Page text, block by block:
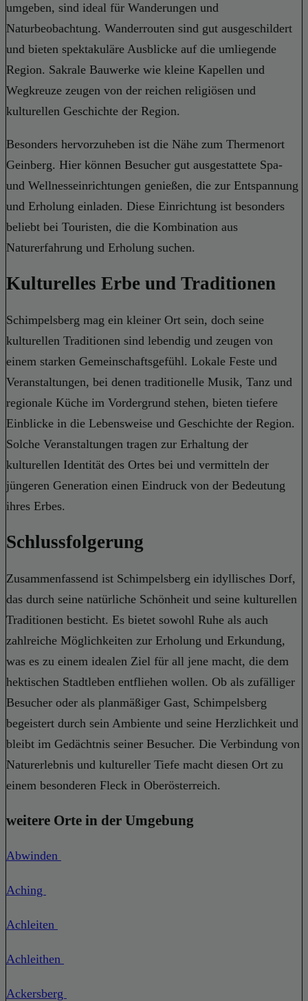
umgeben, sind ideal für Wanderungen und
Naturbeobachtung. Wanderrouten sind gut ausgeschildert
und bieten spektakuläre Ausblicke auf die umliegende
Region. Sakrale Bauwerke wie kleine Kapellen und
Wegkreuze zeugen von der reichen religiösen und
kulturellen Geschichte der Region.
Besonders hervorzuheben ist die Nähe zum Thermenort
Geinberg. Hier können Besucher gut ausgestattete Spa-
und Wellnesseinrichtungen genießen, die zur Entspannung
und Erholung einladen. Diese Einrichtung ist besonders
beliebt bei Touristen, die die Kombination aus
Naturerfahrung und Erholung suchen.
Kulturelles Erbe und Traditionen
Schimpelsberg mag ein kleiner Ort sein, doch seine
kulturellen Traditionen sind lebendig und zeugen von
einem starken Gemeinschaftsgefühl. Lokale Feste und
Veranstaltungen, bei denen traditionelle Musik, Tanz und
regionale Küche im Vordergrund stehen, bieten tiefere
Einblicke in die Lebensweise und Geschichte der Region.
Solche Veranstaltungen tragen zur Erhaltung der
kulturellen Identität des Ortes bei und vermitteln der
jüngeren Generation einen Eindruck von der Bedeutung
ihres Erbes.
Schlussfolgerung
Zusammenfassend ist Schimpelsberg ein idyllisches Dorf,
das durch seine natürliche Schönheit und seine kulturellen
Traditionen besticht. Es bietet sowohl Ruhe als auch
zahlreiche Möglichkeiten zur Erholung und Erkundung,
was es zu einem idealen Ziel für all jene macht, die dem
hektischen Stadtleben entfliehen wollen. Ob als zufälliger
Besucher oder als planmäßiger Gast, Schimpelsberg
begeistert durch sein Ambiente und seine Herzlichkeit und
bleibt im Gedächtnis seiner Besucher. Die Verbindung von
Naturerlebnis und kultureller Tiefe macht diesen Ort zu
einem besonderen Fleck in Oberösterreich.
weitere Orte in der Umgebung
Abwinden
Aching
Achleiten
Achleithen
Ackersberg